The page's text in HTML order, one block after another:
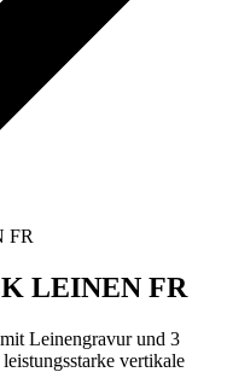
LEINEN FR
Leinengravur und 3
vertikale